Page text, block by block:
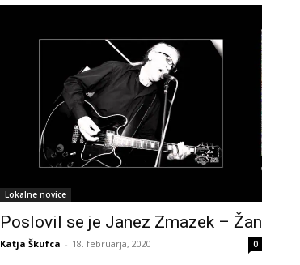
Lokalne novice
Poslovil se je Janez Zmazek – Žan
Katja Škufca - 18. februarja, 2020 0